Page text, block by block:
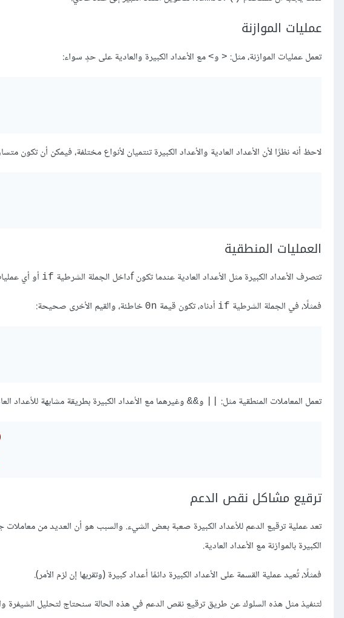
عمليات الموازنة
تعمل عمليات الموازنة، مثل: < و> مع الأعداد الكبيرة والعادية على حدٍ سواء:
لاحظ أنه نظرًا لأن الأعداد العادية والأعداد الكبيرة تنتميان لأنواع مختلفة، فيمكن أن تكون
العمليات المنطقية
تتصرف الأعداد الكبيرة مثل الأعداد العادية عندما تكون fداخل الجملة الشرطية if أو أي
فمثلًا، في الجملة الشرطية if أدناه، تكون قيمة 0n خاطئة، والقيم الأخرى صحيحة:
تعمل المعاملات المنطقية مثل: و&& وغيرهما مع الأعداد الكبيرة بطريقة مشابهة للأعداد
ترقيع مشاكل نقص الدعم
تعد عملية ترقيع الدعم للأعداد الكبيرة صعبة بعض الشيء. والسبب هو أن العديد من معاملات
الكبيرة بالموازنة مع الأعداد العادية.
فمثلًا، تُعيد عملية القسمة على الأعداد الكبيرة دائمًا أعداد كبيرة (وتقربها إن لزم الأمر).
لتنفيذ مثل هذه السلوك عن طريق ترقيع نقص الدعم في هذه الحالة سنحتاج لتحليل الشيفرة